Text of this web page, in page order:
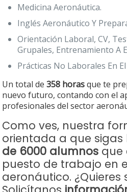
Medicina Aeronáutica.
Inglés Aeronáutico Y
Orientación Laboral, CV,
Grupales, Entrenamiento A
Prácticas No Laborales En
Un total de358 horasque te
nuevo futuro, contando con el
profesionales del sector
Como ves, nuestra
orientada a que sigas
de 6000 alumnos que
puesto de trabajo en
aeronáutico. ¿Quieres